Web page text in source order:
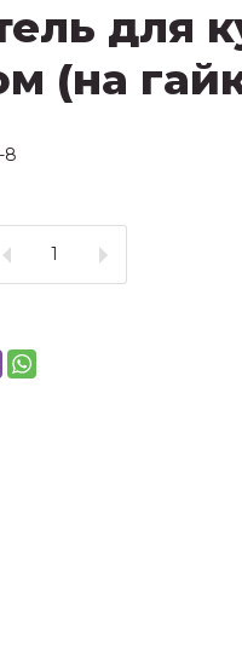
для
(на
8